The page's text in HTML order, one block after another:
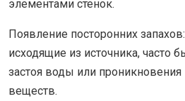
элементами стенок.
Появление посторонних
исходящие из источника, часто
застоя воды или
веществ.